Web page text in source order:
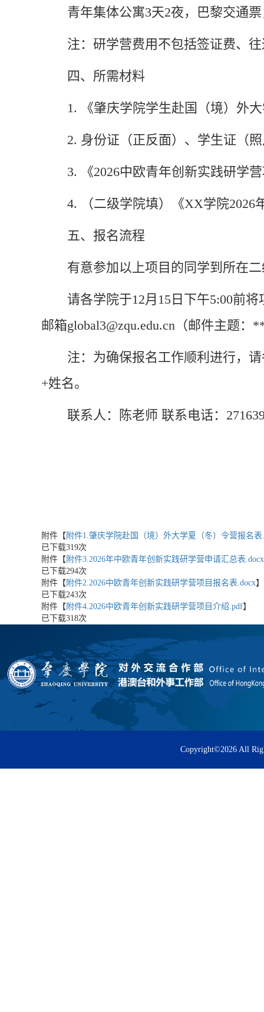
青年集体公寓3天2夜，巴黎交通
注：研学营费用不包括签证费、
四、所需材料
1. 《肇庆学院学生赴国（境）外
2. 身份证（正反面）、学生证（
3. 《2026中欧青年创新实践研学
4. （二级学院填）《XX学院2026
五、报名流程
有意参加以上项目的同学到所在
请各学院于12月15日 下午5:00前
邮箱global3@zqu.edu.cn（邮件主题
注：为确保报名工作顺利进行，
+姓名。
联系人：陈老师 联系电话：
附件【 附件1.肇庆学院赴国（境）外大学夏（冬）令营报名表
已下载319次
附件【 附件3.2026年中欧青年创新实践研学营申请汇总表.docx
已下载294次
附件【 附件2.2026中欧青年创新实践研学营项目报名表.docx】
已下载243次
附件【 附件4.2026中欧青年创新实践研学营项目介绍.pdf】
已下载318次
Copyright©2026 All